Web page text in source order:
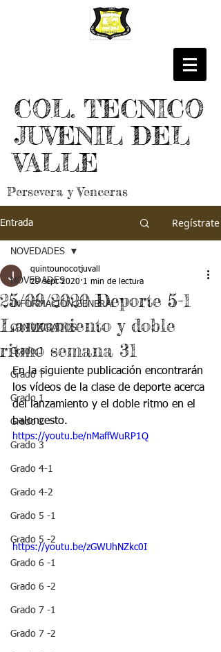
COL. TECNICO
JUVENIL DEL
VALLE
Persevera y Venceras
Entrada Regístrate
NOVEDADES
INFORMACIÓN GENERAL
COMUNICADOS
Grado J
Grado T
Grado 1
Grado 2
Grado 3
Grado 4-1
Grado 4-2
Grado 5 -1
Grado 5 -2
Grado 6 -1
Grado 6 -2
Grado 7 -1
Grado 7 -2
NOVEDADES
25/09/2020 Deporte 5-1
Lanzamiento y doble
ritmo semana 31
quintounocotjuvall
29 sept 2020 1 min de lectura
En la siguiente publicación encontrarán
los vídeos de la clase de deporte acerca
del lanzamiento y el doble ritmo en el
baloncesto.
https://youtu.be/nMaffWuRP1Q
https://youtu.be/zGWUhNZkc0I